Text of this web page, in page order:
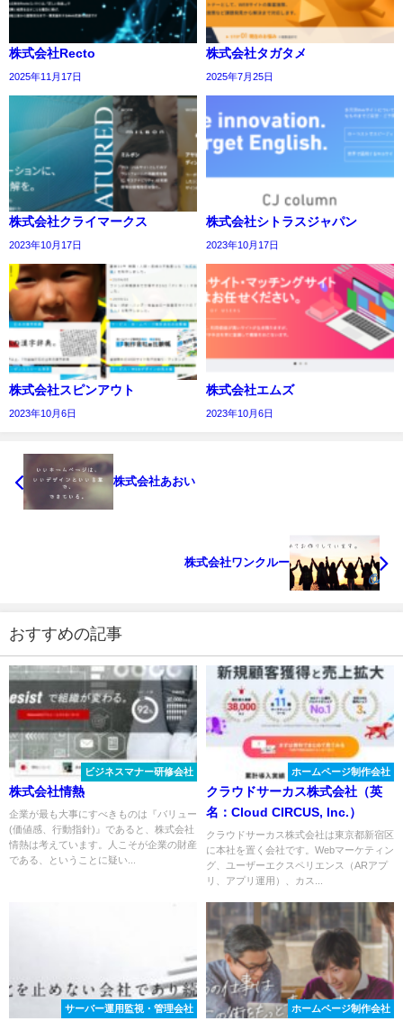
株式会社Recto
2025年11月17日
株式会社タガタメ
2025年7月25日
株式会社クライマークス
2023年10月17日
株式会社シトラスジャパン
2023年10月17日
株式会社スピンアウト
2023年10月6日
株式会社エムズ
2023年10月6日
株式会社あおい
株式会社ワンクルー
おすすめの記事
ビジネスマナー研修会社
株式会社情熱
企業が最も大事にすべきものは『バリュー
(価値感、行動指針)』であると、株式会社
情熱は考えています。人こそが企業の財産
である、ということに疑い...
ホームページ制作会社
クラウドサーカス株式会社（英
名：Cloud CIRCUS, Inc.）
クラウドサーカス株式会社は東京都新宿区
に本社を置く会社です。Webマーケティン
グ、ユーザーエクスペリエンス（ARアプ
リ、アプリ運用）、カス...
サーバー運用監視・管理会社 ホームページ制作会社